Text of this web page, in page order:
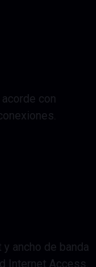
con
ancho de banda
Internet Access.